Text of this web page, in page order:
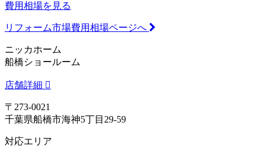
費用相場を見る
リフォーム市場費用相場ページへ
ニッカホーム
船橋ショールーム
店舗詳細
〒273-0021
千葉県船橋市海神5丁目29-59
対応エリア